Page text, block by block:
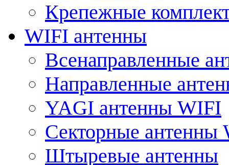
Крепежные
WIFI антенны
Всенаправленные
Направленные
YAGI антенны WIFI
Секторные антенны
Штыревые антенны